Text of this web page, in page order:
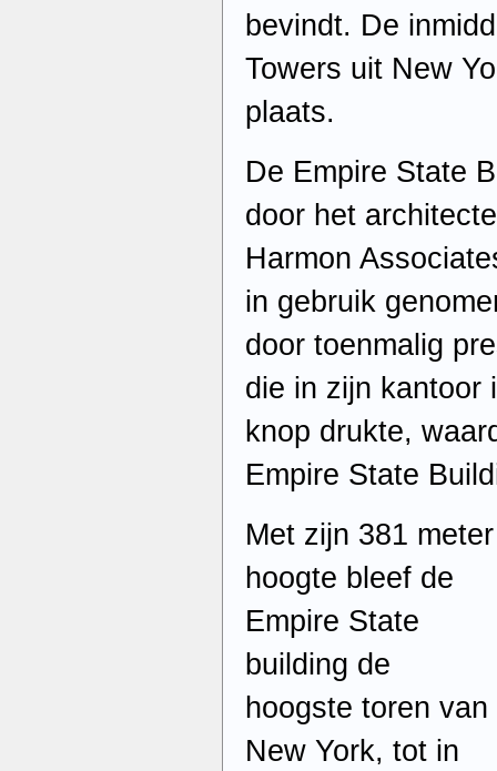
bevindt. De
Towers uit New
plaats.
De Empire State
door het
Harmon
in gebruik
door toenmalig
die in zijn kantoor
knop drukte,
Empire State
Met zijn 381 meter
hoogte bleef de
Empire State
building de
hoogste toren van
New York, tot in